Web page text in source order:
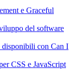
e Graceful
del software
disponibili con Can I
CSS e JavaScript